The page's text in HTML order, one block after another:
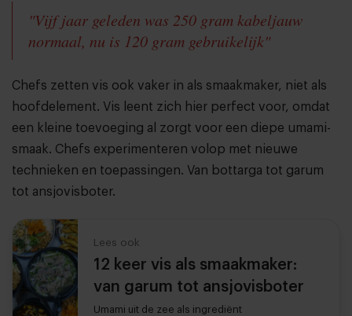
"Vijf jaar geleden was 250 gram kabeljauw
normaal, nu is 120 gram gebruikelijk"
Chefs zetten vis ook vaker in als smaakmaker, niet als
hoofdelement. Vis leent zich hier perfect voor, omdat
een kleine toevoeging al zorgt voor een diepe umami-
smaak. Chefs experimenteren volop met nieuwe
technieken en toepassingen. Van bottarga tot garum
tot ansjovisboter.
Lees ook
12 keer vis als smaakmaker:
van garum tot ansjovisboter
Umami uit de zee als ingrediënt